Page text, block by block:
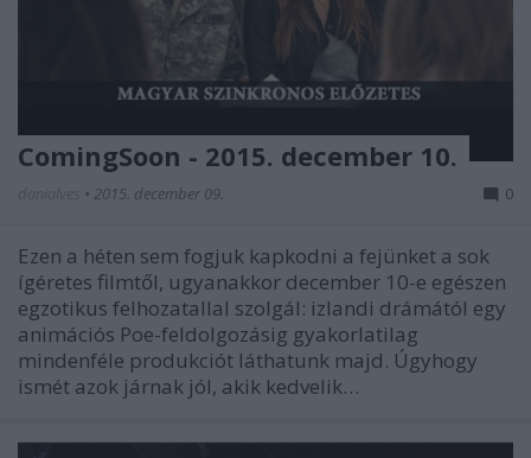
ComingSoon - 2015. december 10.
• 2015. december 09. 0
Ezen a héten sem fogjuk kapkodni a fejünket a sok
ígéretes filmtől, ugyanakkor december 10-e egészen
egzotikus felhozatallal szolgál: izlandi drámától egy
animációs Poe-feldolgozásig gyakorlatilag
mindenféle produkciót láthatunk majd. Úgyhogy
ismét azok járnak jól, akik kedvelik…